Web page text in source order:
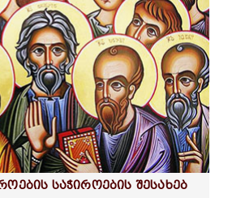
საჭიროების შესახებ